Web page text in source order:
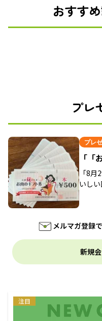
おすす
プレ
プレ
「「
「8
いし
メルマガ登録
新規
注目